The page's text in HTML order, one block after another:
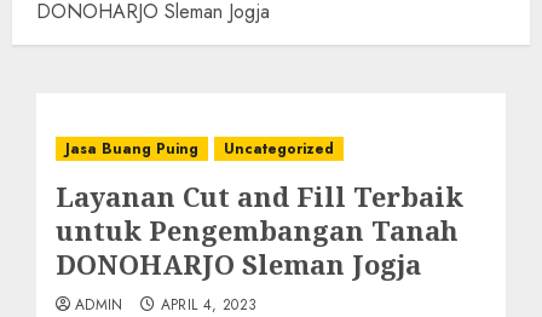
DONOHARJO Sleman Jogja
Jasa Buang Puing Uncategorized
Layanan Cut and Fill Terbaik
untuk Pengembangan Tanah
DONOHARJO Sleman Jogja
ADMIN APRIL 4, 2023